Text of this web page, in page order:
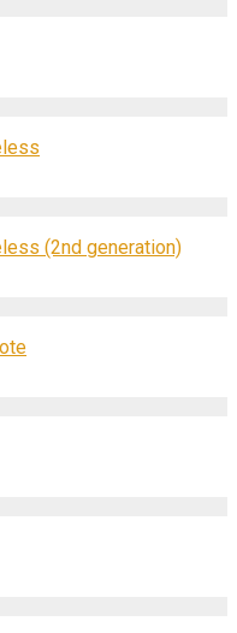
(2nd generation)